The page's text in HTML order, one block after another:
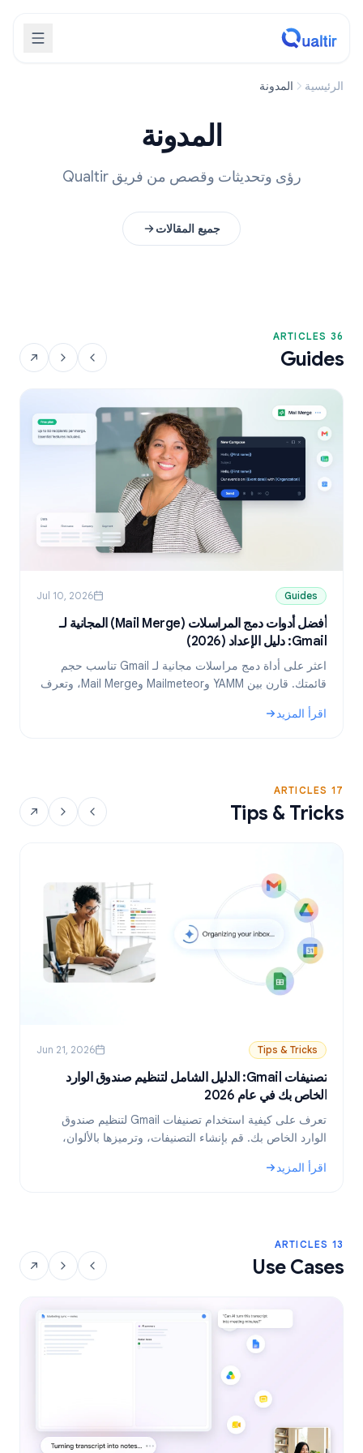
الرئيسية المدونة
المدونة
رؤى وتحديثات وقصص من فريق Qualtir
جميع المقالات
36 ARTICLES
Guides
Guides
Jul 10, 2026
أفضل أدوات دمج المراسلات (Mail Merge) المجانية لـ
Gmail: دليل الإعداد (2026)
اعثر على أداة دمج مراسلات مجانية لـ Gmail تناسب حجم
قائمتك. قارن بين YAMM وMailmeteor وMail Merge، وتعرف
اقرأ المزيد
: أفضل أدوات دمج المراسلات (Mail Merge) المجانية لـ Gmail: دليل الإعداد (2026)
17 ARTICLES
Tips & Tricks
Tips & Tricks
Jun 21, 2026
تصنيفات Gmail: الدليل الشامل لتنظيم صندوق الوارد
الخاص بك في عام 2026
تعرف على كيفية استخدام تصنيفات Gmail لتنظيم صندوق
الوارد الخاص بك. قم بإنشاء التصنيفات، وترميزها بالألوان،
أكثر كفاءة للبريد الإلكتروني.
اقرأ المزيد
: تصنيفات Gmail: الدليل الشامل لتنظيم صندوق الوارد الخاص بك في عام 2026
13 ARTICLES
Use Cases